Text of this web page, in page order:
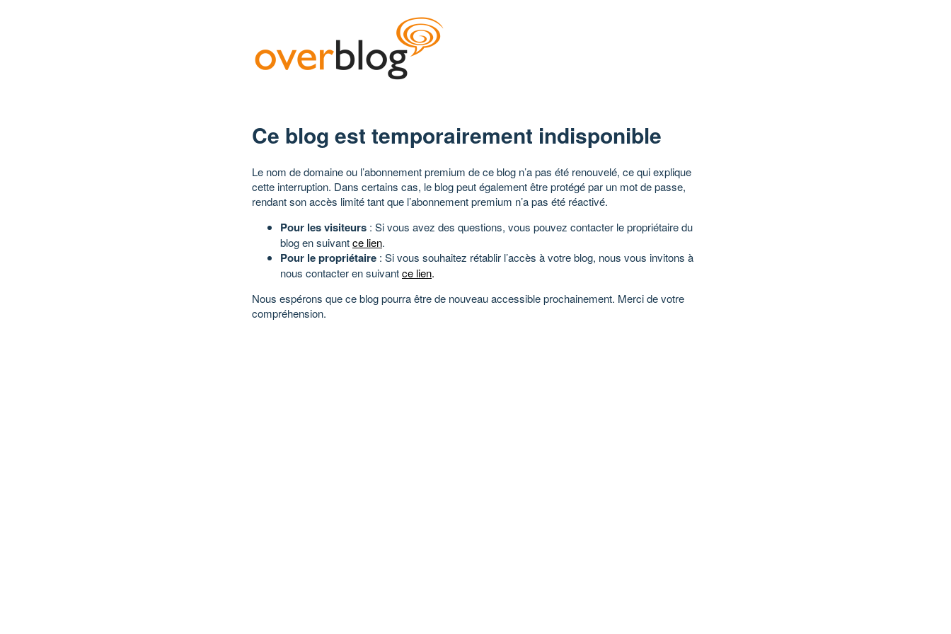
Ce blog est temporairement indisponible
Le nom de domaine ou l’abonnement premium de ce blog n’a pas été renouvelé, ce qui explique
cette interruption. Dans certains cas, le blog peut également être protégé par un mot de passe,
rendant son accès limité tant que l’abonnement premium n’a pas été réactivé.
Pour les visiteurs : Si vous avez des questions, vous pouvez contacter le propriétaire du
blog en suivantce lien.
Pour le propriétaire : Si vous souhaitez rétablir l’accès à votre blog, nous vous invitons à
nous contacter en suivantce lien.
Nous espérons que ce blog pourra être de nouveau accessible prochainement. Merci de votre
compréhension.